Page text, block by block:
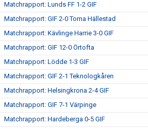
Matchrapport: Lunds FF 1-2 GIF
Matchrapport: GIF 2-0 Torna Hällestad
Matchrapport: Kävlinge Harrie 3-0 GIF
Matchrapport: GIF 12-0 Örtofta
Matchrapport: Lödde 1-3 GIF
Matchrapport: GIF 2-1 Teknologkåren
Matchrapport: Helsingkrona 2-4 GIF
Matchrapport: GIF 7-1 Värpinge
Matchrapport: Hardeberga 0-5 GIF